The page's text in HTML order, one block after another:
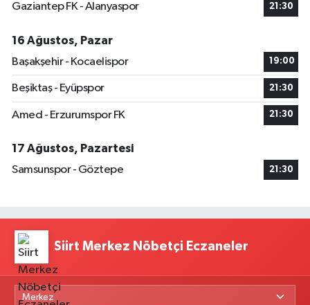
Gaziantep FK - Alanyaspor 21:30
16 Ağustos, Pazar
Başakşehir - Kocaelispor
19:00
Beşiktaş - Eyüpspor 21:30
Amed - Erzurumspor FK 21:30
17 Ağustos, Pazartesi
Samsunspor - Göztepe
21:30
Siirt Merkez Nöbetçi Eczaneler